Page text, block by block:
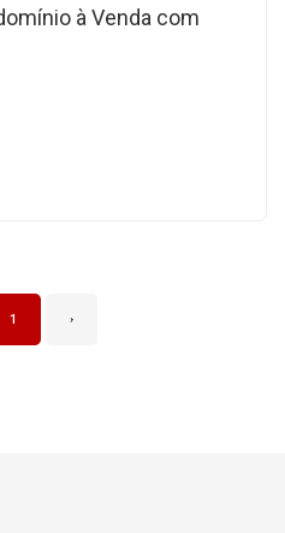
à Venda com
1 ›